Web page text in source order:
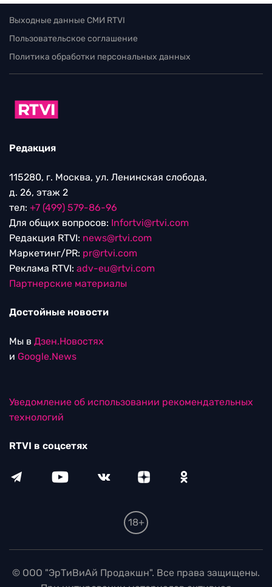
Выходные данные СМИ RTVI
Пользовательское соглашение
Политика обработки персональных данных
Редакция
115280, г. Москва, ул. Ленинская слобода,
д. 26, этаж 2
тел: +7 (499) 579-86-96
Для общих вопросов: Infortvi@rtvi.com
Редакция RTVI: news@rtvi.com
Маркетинг/PR: pr@rtvi.com
Реклама RTVI: adv-eu@rtvi.com
Партнерские материалы
Достойные новости
Мы в Дзен.Новостях
и Google.News
Уведомление об использовании рекомендательных
технологий
RTVI в соцсетях
18+
© ООО "ЭрТиВиАй Продакшн". Все права защищены.